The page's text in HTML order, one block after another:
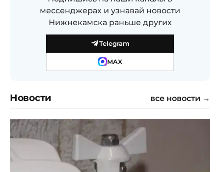
мессенджерах и узнавай новости
Нижнекамска раньше других
Telegram
MAX
Новости все новости →